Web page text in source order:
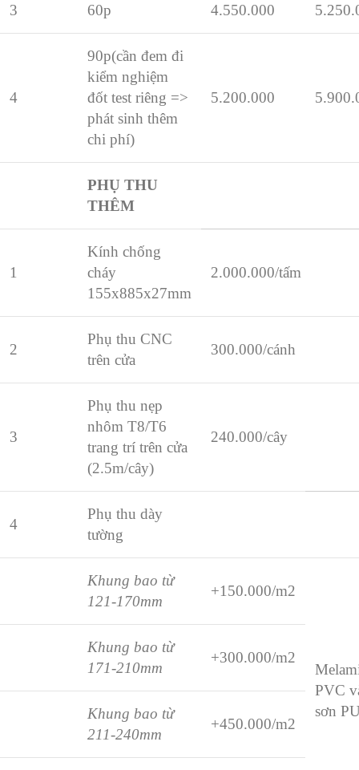
3 60p 4.550.000
4
90p(cần đem đi
kiểm nghiệm
đốt test riêng =>
phát sinh thêm
chi phí)
5.200.000
PHỤ THU
THÊM
1
Kính chống
cháy
155x885x27mm
2.000.000/tấm
2
Phụ thu CNC
trên cửa
300.000/cánh
3
Phụ thu nẹp
nhôm T8/T6
trang trí trên cửa
(2.5m/cây)
240.000/cây
4
Phụ thu dày
tường
Khung bao từ
121-170mm
+150.000/m2
PVC
sơn
Khung bao từ
171-210mm
+300.000/m2
Khung bao từ
211-240mm
+450.000/m2